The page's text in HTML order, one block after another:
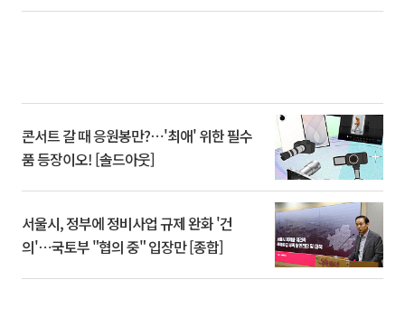
콘서트 갈 때 응원봉만?⋯'최애' 위한 필수
품 등장이오! [솔드아웃]
서울시, 정부에 정비사업 규제 완화 '건
의'⋯국토부 "협의 중" 입장만 [종합]